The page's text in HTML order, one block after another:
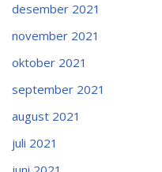
desember 2021
november 2021
oktober 2021
september 2021
august 2021
juli 2021